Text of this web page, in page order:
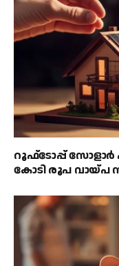
റൂഫ്‌ടോപ്പ് സോളാർ
കോടി രൂപ വായ്പ